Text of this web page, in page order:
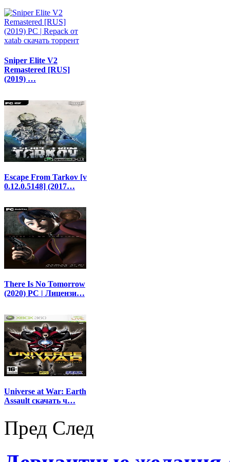
Sniper Elite V2
Remastered [RUS]
(2019) …
Escape From Tarkov [v
0.12.0.5148] (2017…
There Is No Tomorrow
(2020) PC | Лицензи…
Universe at War: Earth
Assault скачать ч…
Пред След